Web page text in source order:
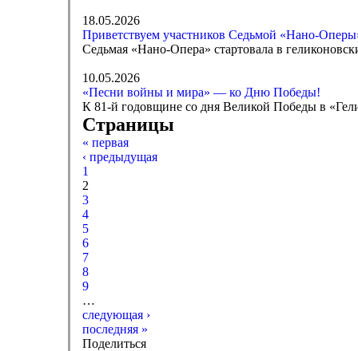
18.05.2026
Приветствуем участников Седьмой «Нано-
Седьмая «Нано-Опера» стартовала в
10.05.2026
«Песни войны и мира» — ко Дню Победы!
К 81-й годовщине со дня Великой Победы в
Страницы
« первая
‹ предыдущая
1
2
3
4
5
6
7
8
9
…
следующая ›
последняя »
Поделиться